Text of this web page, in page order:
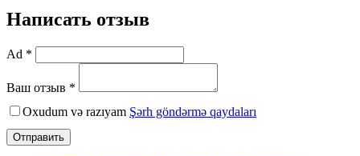
Написать отзыв
Ad *
Ваш отзыв *
Oxudum və razıyam Şərh göndərmə qaydaları
Отправить